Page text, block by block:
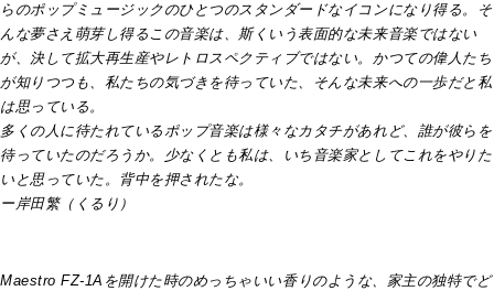
らのポップミュージックのひとつのスタンダードなイコンになり得る。そ
んな夢さえ萌芽し得るこの音楽は、斯くいう表面的な未来音楽ではない
が、決して拡大再生産やレトロスペクティブではない。かつての偉人たち
が知りつつも、私たちの気づきを待っていた、そんな未来への一歩だと私
は思っている。
多くの人に待たれているポップ音楽は様々なカタチがあれど、誰が彼らを
待っていたのだろうか。少なくとも私は、いち音楽家としてこれをやりた
いと思っていた。背中を押されたな。
ー岸田繁（くるり）
Maestro FZ-1Aを開けた時のめっちゃいい香りのような、家主の独特でど